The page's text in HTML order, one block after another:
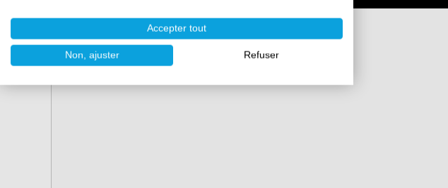
Accepter tout
Non, ajuster Refuser